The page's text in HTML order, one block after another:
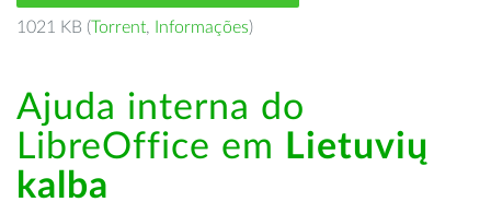
1021 KB (Torrent, Informações)
Ajuda interna do
LibreOffice em Lietuvių
kalba